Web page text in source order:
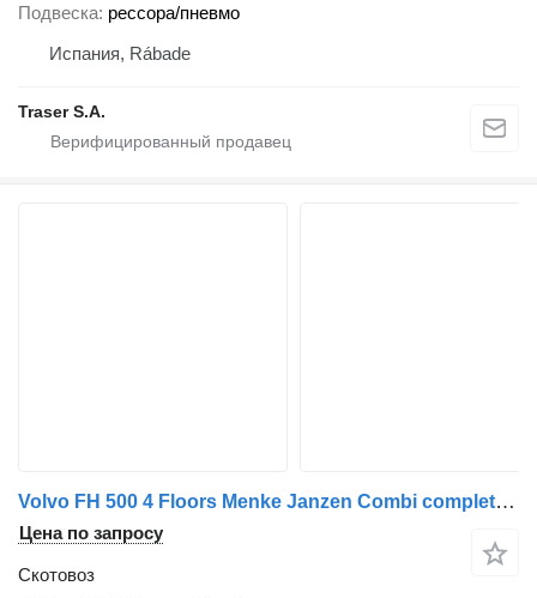
Подвеска рессора/пневмо
Испания, Rábade
Traser S.A.
Volvo FH 500 4 Floors Menke Janzen Combi complete for sale
Цена по запросу
Скотовоз